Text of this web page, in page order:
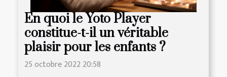
En quoi le Yoto Player
constitue-t-il un véritable
plaisir pour les enfants ?
25 octobre 2022 20:58